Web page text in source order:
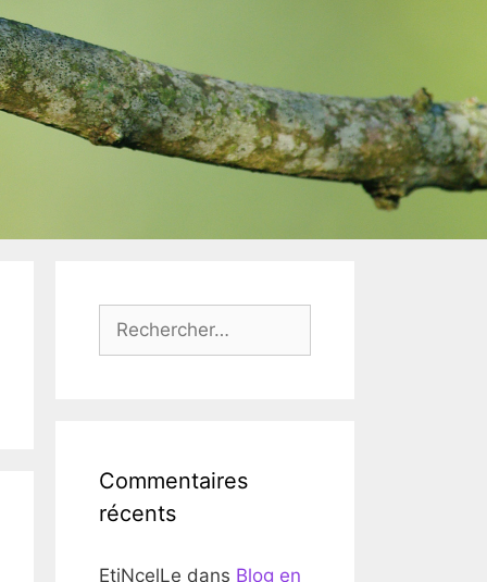
Commentaires
récents
EtiNcelLe dans Blog en